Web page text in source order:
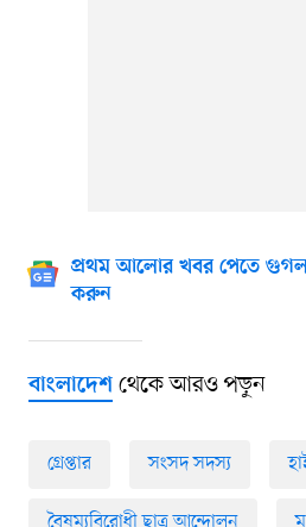
প্রথম আলোর খবর পেতে
করুন
বাংলাদেশথেকে আরও পড়ুন
গ্রেপ্তার সংসদ সদস্য